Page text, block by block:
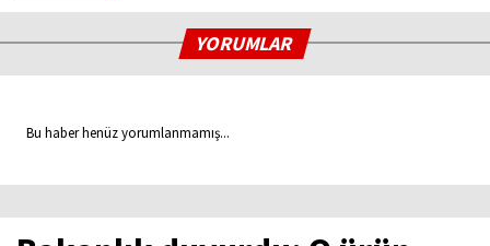
YORUMLAR
Bu haber henüz yorumlanmamış...